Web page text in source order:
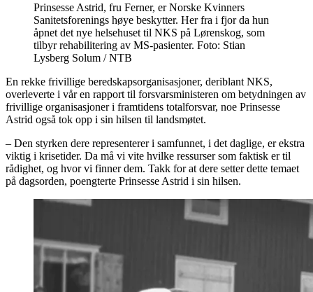
Prinsesse Astrid, fru Ferner, er Norske Kvinners
Sanitetsforenings høye beskytter. Her fra i fjor da hun
åpnet det nye helsehuset til NKS på Lørenskog, som
tilbyr rehabilitering av MS-pasienter. Foto: Stian
Lysberg Solum / NTB
En rekke frivillige beredskapsorganisasjoner, deriblant NKS,
overleverte i vår en rapport til forsvarsministeren om betydningen av
frivillige organisasjoner i framtidens totalforsvar, noe Prinsesse
Astrid også tok opp i sin hilsen til landsmøtet.
– Den styrken dere representerer i samfunnet, i det daglige, er ekstra
viktig i krisetider. Da må vi vite hvilke ressurser som faktisk er til
rådighet, og hvor vi finner dem. Takk for at dere setter dette temaet
på dagsorden, poengterte Prinsesse Astrid i sin hilsen.